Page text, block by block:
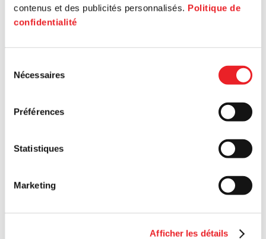
contenus et des publicités personnalisés. Politique de
confidentialité
Nécessaires
Préférences
Statistiques
Marketing
Afficher les détails